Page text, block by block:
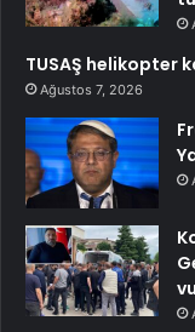
TUSAŞ helikopter
Ağustos 7, 2026